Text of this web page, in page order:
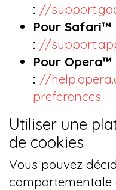
: //
Pour Safari™
: //
Pour Opera™
: //
preferences
Utiliser une
de cookies
Vous pouvez